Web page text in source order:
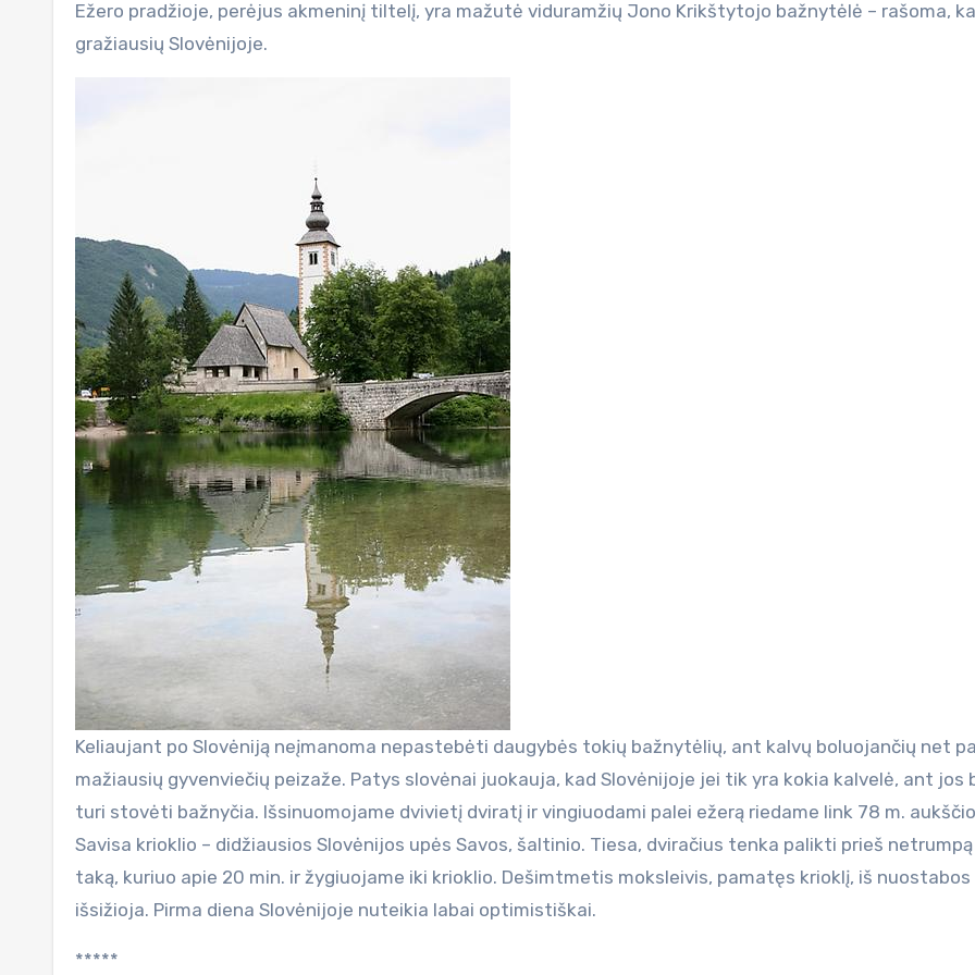
Ežero pradžioje, perėjus akmeninį tiltelį, yra mažutė viduramžių Jono Krikštytojo bažnytėlė – rašoma,
gražiausių Slovėnijoje.
Keliaujant po Slovėniją neįmanoma nepastebėti daugybės tokių bažnytėlių, ant kalvų boluojančių net
mažiausių gyvenviečių peizaže. Patys slovėnai juokauja, kad Slovėnijoje jei tik yra kokia kalvelė, ant jos
turi stovėti bažnyčia. Išsinuomojame dvivietį dviratį ir vingiuodami palei ežerą riedame link 78 m.
Savisa krioklio – didžiausios Slovėnijos upės Savos, šaltinio. Tiesa, dviračius tenka palikti prieš
taką, kuriuo apie 20 min. ir žygiuojame iki krioklio. Dešimtmetis moksleivis, pamatęs krioklį, iš
išsižioja. Pirma diena Slovėnijoje nuteikia labai optimistiškai.
*****